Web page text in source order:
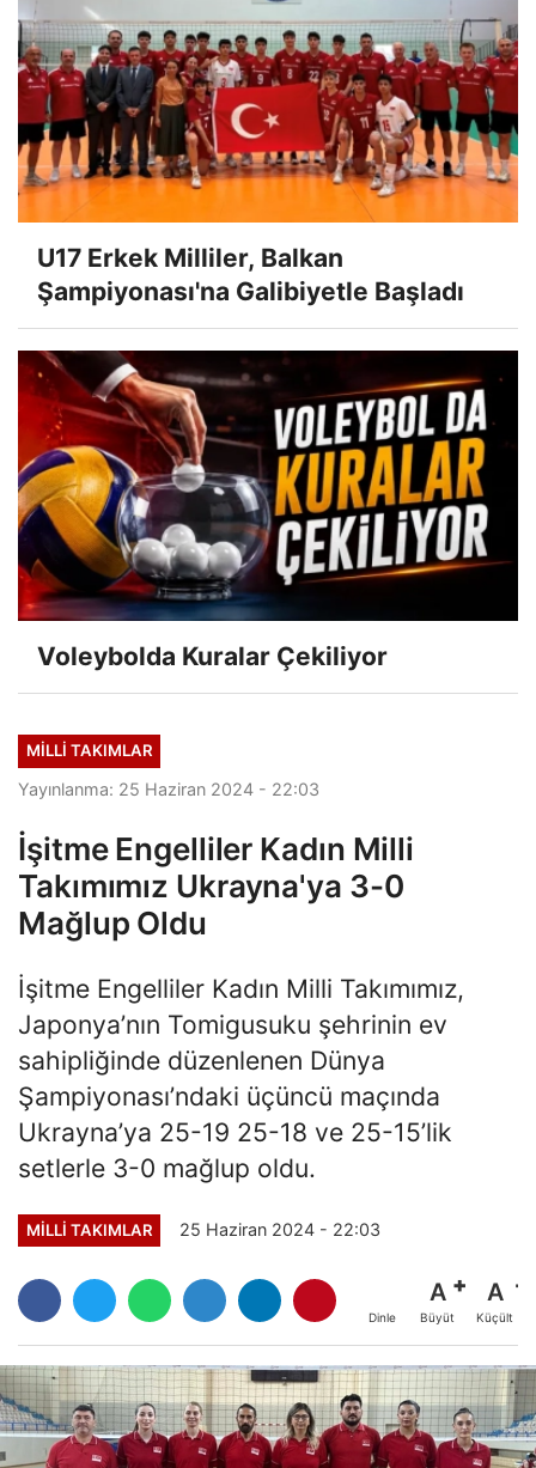
U17 Erkek Milliler, Balkan
Şampiyonası'na Galibiyetle Başladı
Voleybolda Kuralar Çekiliyor
MILLI TAKIMLAR
Yayınlanma: 25 Haziran 2024 - 22:03
İşitme Engelliler Kadın Milli
Takımımız Ukrayna'ya 3-0
Mağlup Oldu
İşitme Engelliler Kadın Milli Takımımız,
Japonya’nın Tomigusuku şehrinin ev
sahipliğinde düzenlenen Dünya
Şampiyonası’ndaki üçüncü maçında
Ukrayna’ya 25-19 25-18 ve 25-15’lik
setlerle 3-0 mağlup oldu.
MILLI TAKIMLAR 25 Haziran 2024 - 22:03
Dinle
A
Büyüt
A
Küçült